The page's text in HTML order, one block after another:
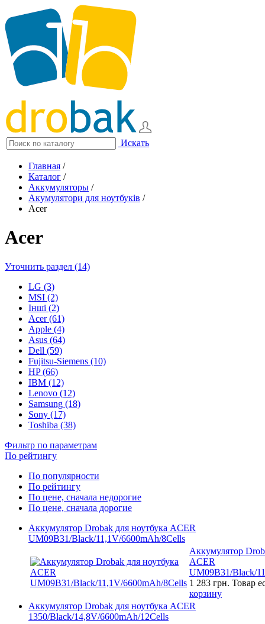
Искать
Главная /
Каталог /
Аккумуляторы /
Акумулятори для ноутбуків /
Acer
Acer
Уточнить раздел (14)
LG (3)
MSI (2)
Інші (2)
Acer (61)
Apple (4)
Asus (64)
Dell (59)
Fujitsu-Siemens (10)
HP (66)
IBM (12)
Lenovo (12)
Samsung (18)
Sony (17)
Toshiba (38)
Фильтр по параметрам
По рейтингу
По популярности
По рейтингу
По цене, сначала недорогие
По цене, сначала дорогие
Аккумулятор Drobak для ноутбука ACER
UM09B31/Black/11,1V/6600mAh/8Cells
Аккумулятор
ACER
UM09B31/Black/
1 283 грн. Товар
корзину
Аккумулятор Drobak для ноутбука ACER
1350/Black/14,8V/6600mAh/12Cells